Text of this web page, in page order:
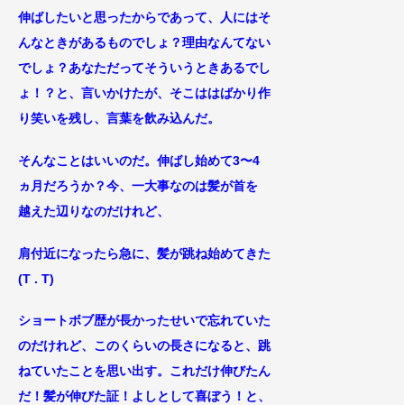
伸ばしたいと思ったからであって、
人にはそ
んなときがあるものでしょ？理由なんてない
でしょ？あなただってそういうときあるでし
ょ！？と、言いかけたが、そこははばかり作
り笑いを残し、言葉を飲み込んだ。
そんなことはいいのだ。伸ばし始めて3〜4
ヵ月だろうか？今、一大事なのは髪が首を
越えた辺りなのだけれど、
肩付近になったら急に、髪が跳ね始めてきた
(T . T)
ショートボブ歴が長かったせいで忘れていた
のだけれど、 このくらいの長さになると、跳
ねていたことを思い出す。これだけ伸びたん
だ！髪が伸びた証！よしとして喜ぼう！と、